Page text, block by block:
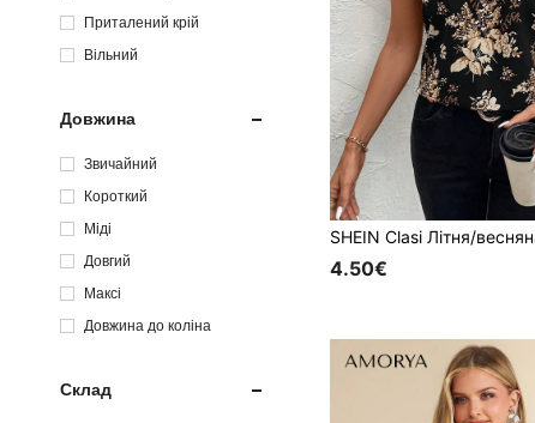
Приталений крій
Вільний
Довжина
Звичайний
Короткий
Міді
Довгий
Максі
Довжина до коліна
Склад
4.50€